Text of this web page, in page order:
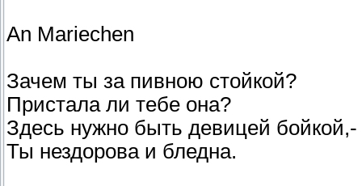
An Mariechen
Зачем ты за пивною стойкой?
Пристала ли тебе она?
Здесь нужно быть девицей бойкой,-
Ты нездорова и бледна.